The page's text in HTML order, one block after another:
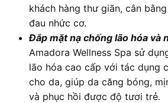
khách hàng thư giãn, cân
đau nhức cơ.
Đắp mặt nạ chống lão hóa và
Amadora Wellness Spa sử
lão hóa cao cấp với tác dụng
cho da, giúp da căng bóng,
và phục hồi được độ tươi trẻ.